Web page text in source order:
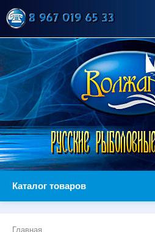
Каталог товаров
Главная